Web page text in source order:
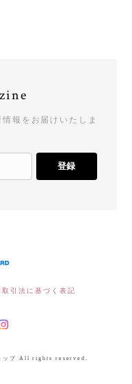
報をお届けいたしま
登録
取引法に基づく表記
ップ All rights reserved.